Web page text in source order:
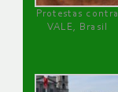
Protestas contra
VALE, Brasil